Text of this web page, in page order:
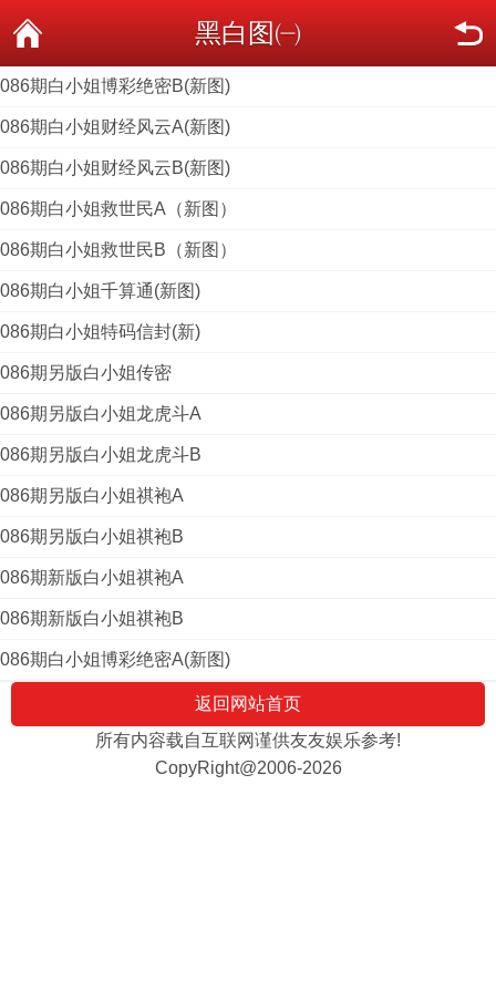
黑白图㈠
086期白小姐博彩绝密B(新图)
086期白小姐财经风云A(新图)
086期白小姐财经风云B(新图)
086期白小姐救世民A（新图）
086期白小姐救世民B（新图）
086期白小姐千算通(新图)
086期白小姐特码信封(新)
086期另版白小姐传密
086期另版白小姐龙虎斗A
086期另版白小姐龙虎斗B
086期另版白小姐祺袍A
086期另版白小姐祺袍B
086期新版白小姐祺袍A
086期新版白小姐祺袍B
086期白小姐博彩绝密A(新图)
返回网站首页
所有内容载自互联网谨供友友娱乐参考!
CopyRight@2006-2026